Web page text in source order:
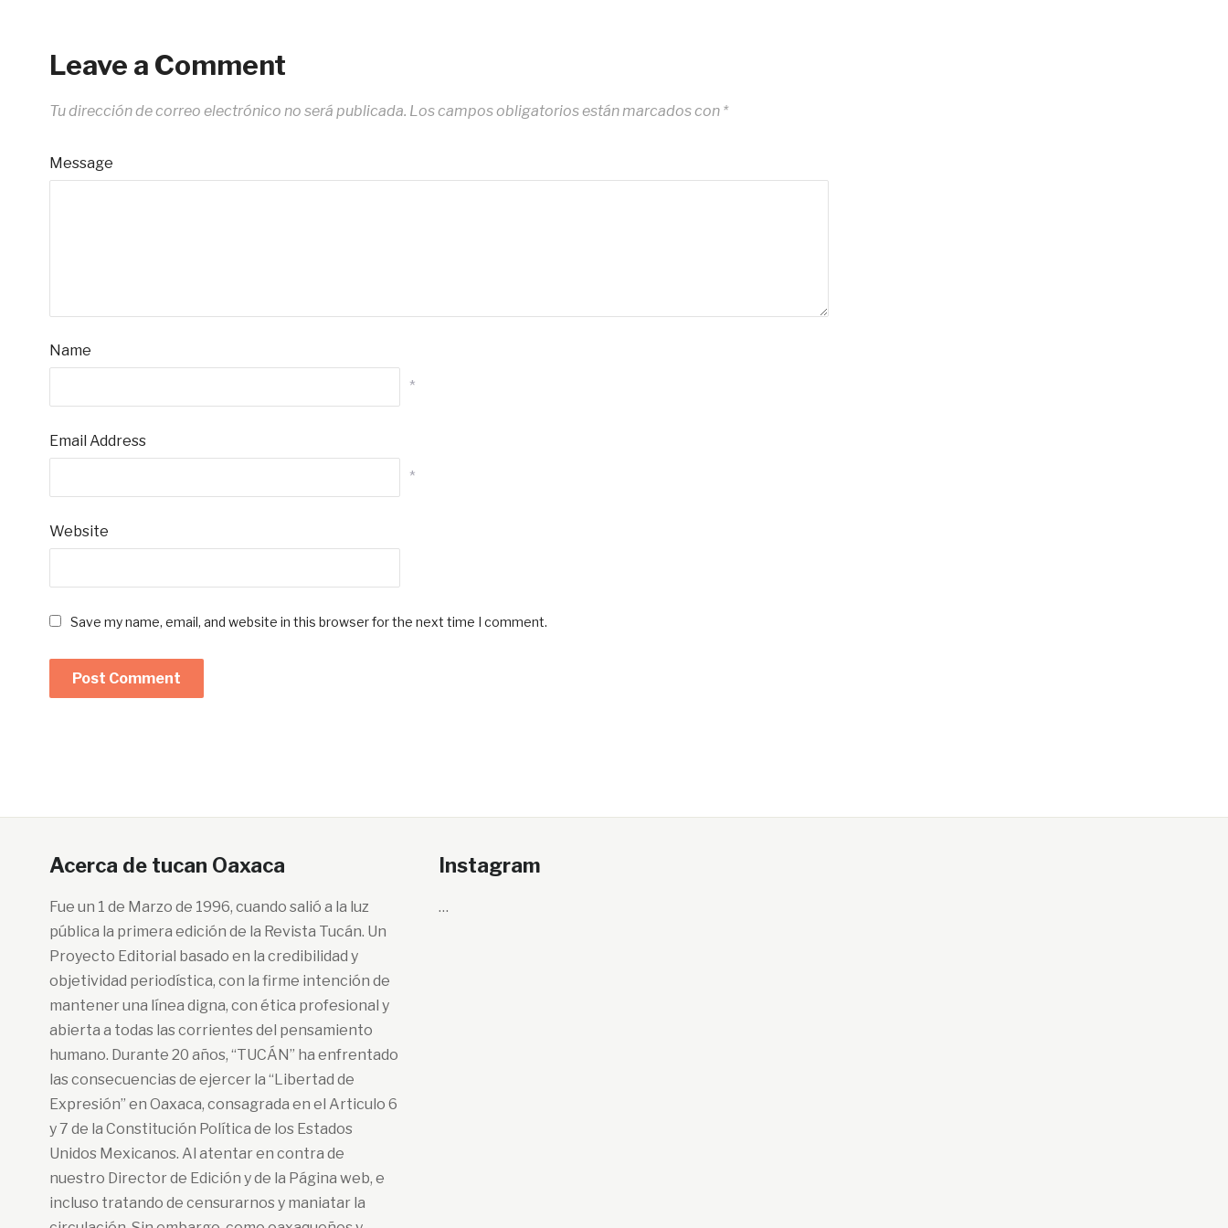
Leave a Comment
Tu dirección de correo electrónico no será publicada. Los campos obligatorios están marcados con *
Message
Name
*
Email Address
*
Website
Save my name, email, and website in this browser for the next time I comment.
Acerca de tucan Oaxaca
Fue un 1 de Marzo de 1996, cuando salió a la luz
pública la primera edición de la Revista Tucán. Un
Proyecto Editorial basado en la credibilidad y
objetividad periodística, con la firme intención de
mantener una línea digna, con ética profesional y
abierta a todas las corrientes del pensamiento
humano. Durante 20 años, “TUCÁN” ha enfrentado
las consecuencias de ejercer la “Libertad de
Expresión” en Oaxaca, consagrada en el Articulo 6
y 7 de la Constitución Política de los Estados
Unidos Mexicanos. Al atentar en contra de
nuestro Director de Edición y de la Página web, e
incluso tratando de censurarnos y maniatar la
Instagram
…